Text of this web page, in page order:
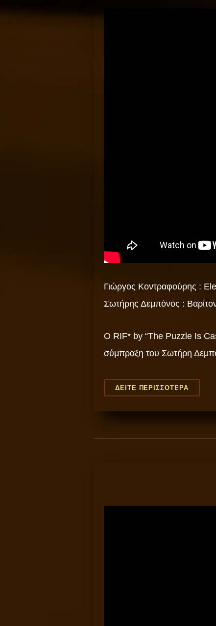
Γιώργος Κοντραφούρης :
Σωτήρης Δεμπόνος :
O RIF* by “The Puzzle Is
σύμπραξη του Σωτήρη
ΔΕΊΤΕ ΠΕΡΙΣΣΌΤΕΡΑO
RIF*
IS